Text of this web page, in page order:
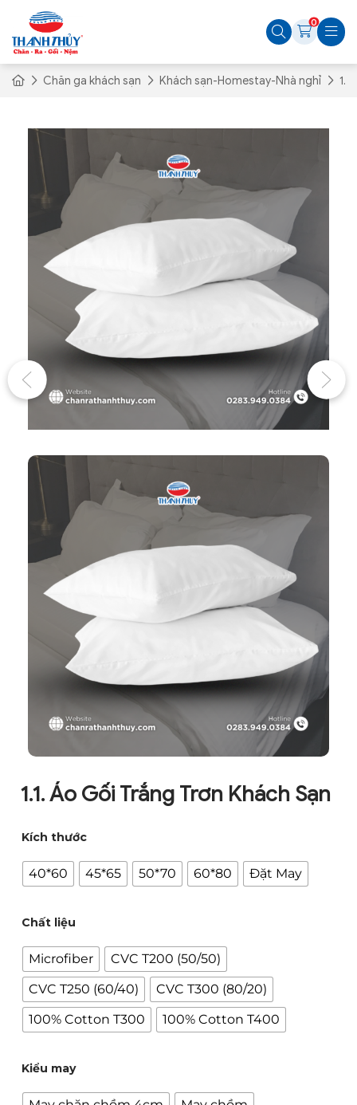
0
Chăn ga khách sạn Khách sạn-Homestay-Nhà nghỉ
1.1. Áo Gối Trắng Trơn Khách Sạn
Kích thước
40*60 45*65 50*70 60*80 Đặt May
Chất liệu
Microfiber
CVC T200 (50/50)
CVC T250 (60/40)
CVC T300 (80/20)
100% Cotton T300
100% Cotton T400
Kiểu may